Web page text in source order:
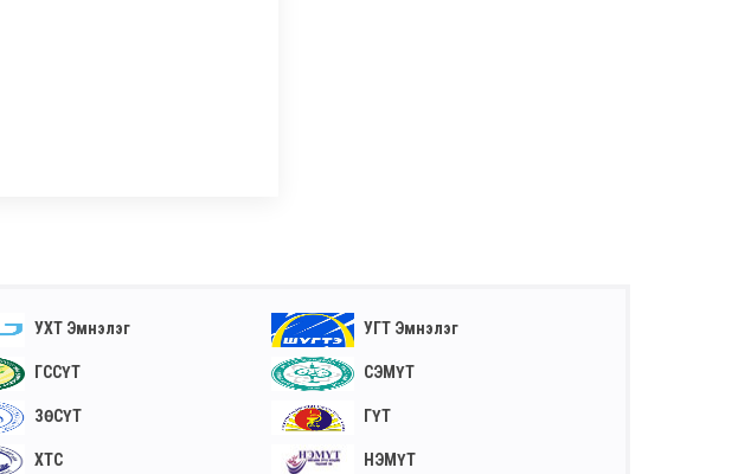
УХТ Эмнэлэг УГТ Эмнэлэг
ГССҮТ СЭМҮТ
ЗӨСҮТ ГҮТ
ХТС НЭМҮТ